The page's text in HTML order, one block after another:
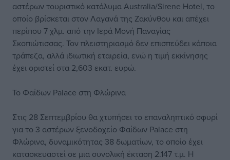
αστέρων τουριστικό κατάλυμα Australia/Sirene Hotel, το
οποίο βρίσκεται στον Λαγανά της Ζακύνθου και απέχει
περίπου 7 χλμ. από την Ιερά Μονή Παναγίας
Σκοπιώτισσας. Τον πλειστηριασμό δεν επισπεύδει κάποια
τράπεζα, αλλά ιδιωτική εταιρεία, ενώ η τιμή εκκίνησης
έχει οριστεί στα 2,603 εκατ. ευρώ.
Το Φαίδων Palace στη Φλώρινα
Στις 28 Σεπτεμβρίου θα χτυπήσει το επαναληπτικό σφυρί
για το 3 αστέρων ξενοδοχείο Φαίδων Palace στη
Φλώρινα, δυναμικότητας 38 δωματίων, το οποίο έχει
κατασκευαστεί σε μια συνολική έκταση 2.147 τ.μ. Η